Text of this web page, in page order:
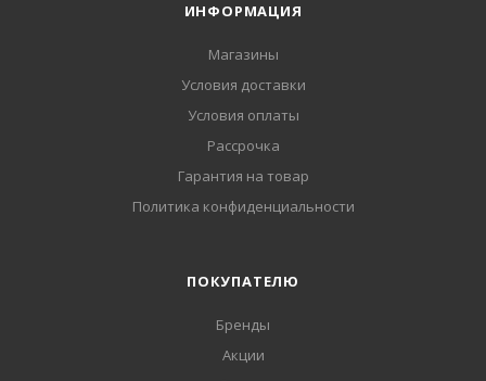
ИНФОРМАЦИЯ
Магазины
Условия доставки
Условия оплаты
Рассрочка
Гарантия на товар
Политика конфиденциальности
ПОКУПАТЕЛЮ
Бренды
Акции